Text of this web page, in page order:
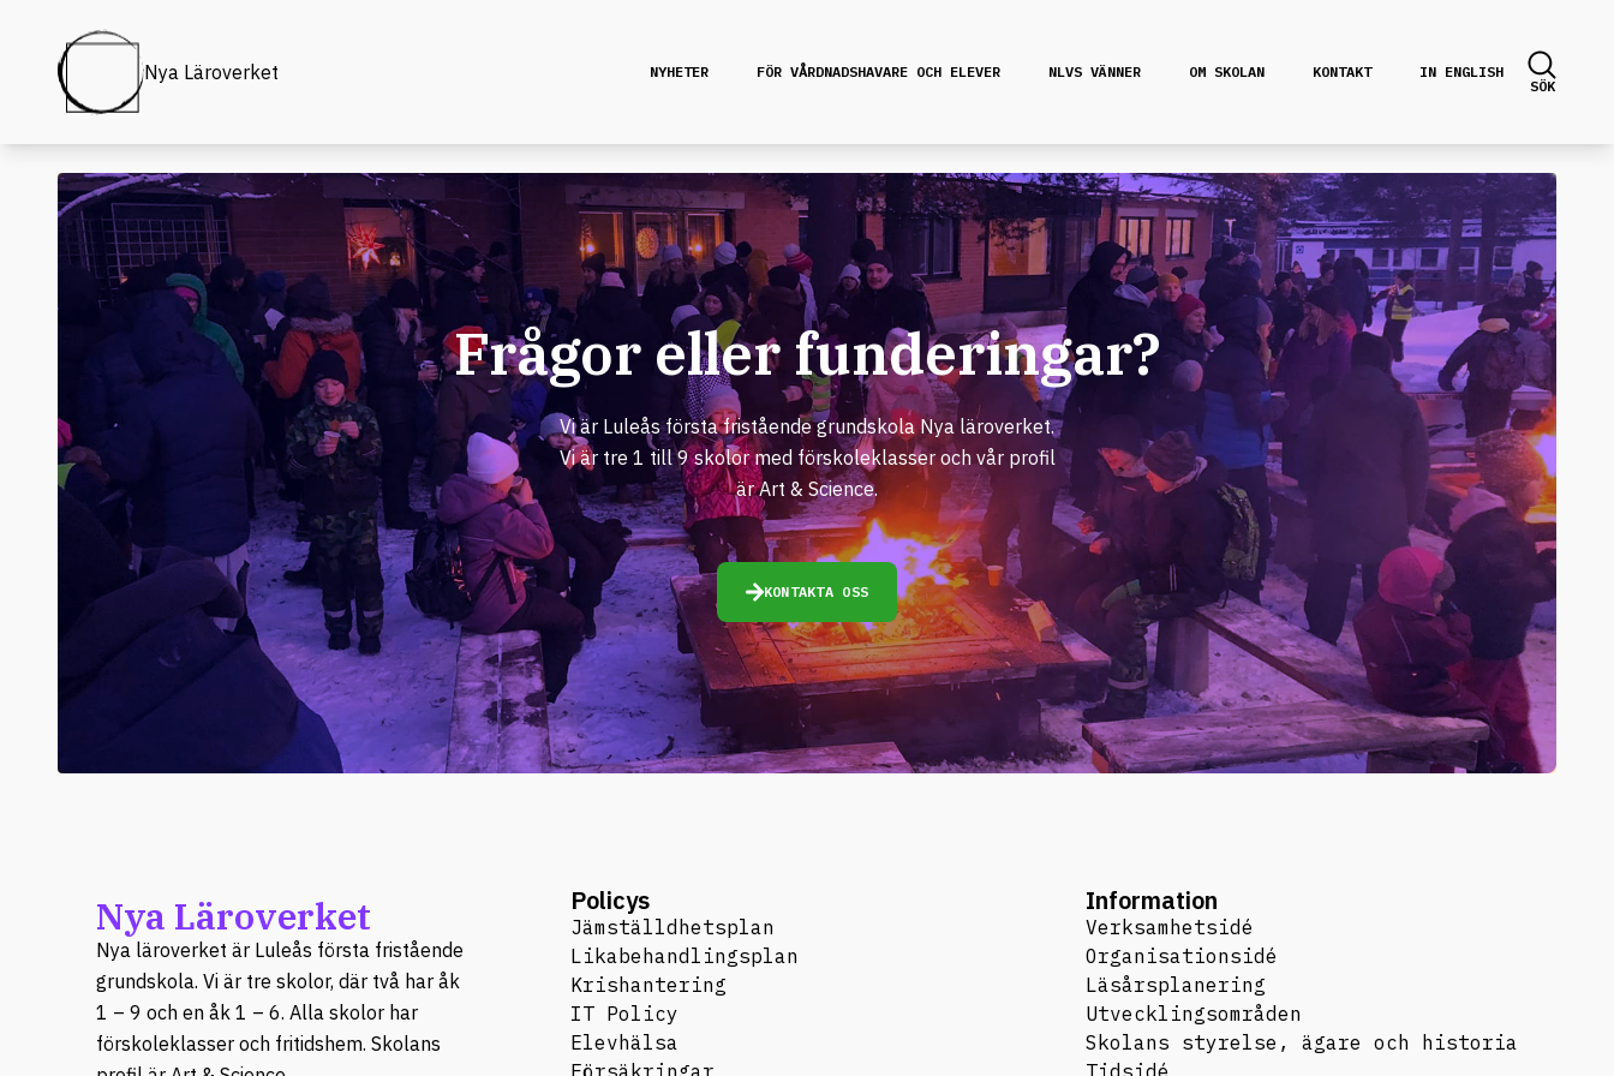
Nya Läroverket NYHETER FÖR VÅRDNADSHAVARE OCH ELEVER NLVS VÄNNER OM SKOLAN KONTAKT
IN ENGLISH
SÖK
Frågor eller funderingar?
Vi är Luleås första fristående grundskola Nya läroverket.
Vi är tre 1 till 9 skolor med förskoleklasser och vår profil
är Art & Science.
KONTAKTA OSS
Nya Läroverket
Nya läroverket är Luleås första fristående
grundskola. Vi är tre skolor, där två har åk
1 – 9 och en åk 1 – 6. Alla skolor har
förskoleklasser och fritidshem. Skolans
Policys
Jämställdhetsplan
Likabehandlingsplan
Krishantering
IT Policy
Elevhälsa
Försäkringar
Information
Verksamhetsidé
Organisationsidé
Läsårsplanering
Utvecklingsområden
Skolans styrelse, ägare och historia
Tidsidé